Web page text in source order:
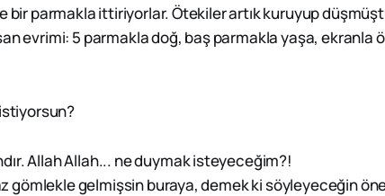
bir parmakla ittiriyorlar. Ötekiler artık kuruyup
evrimi: 5 parmakla doğ, baş parmakla yaşa, ekranla
Allah Allah... ne duymak isteyeceğim?!
gömlekle gelmişsin buraya, demek ki söyleyeceğin